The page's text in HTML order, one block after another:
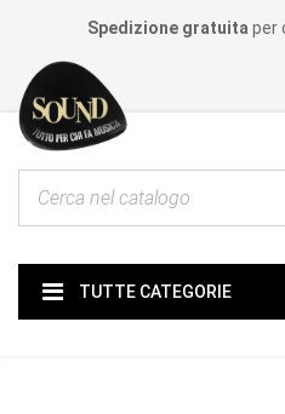
Spedizione gratuita per
TUTTE CATEGORIE